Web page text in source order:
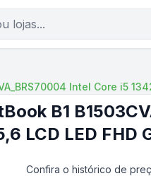
Intel Core i5
B1
LCD LED FHD
Confira o histórico de